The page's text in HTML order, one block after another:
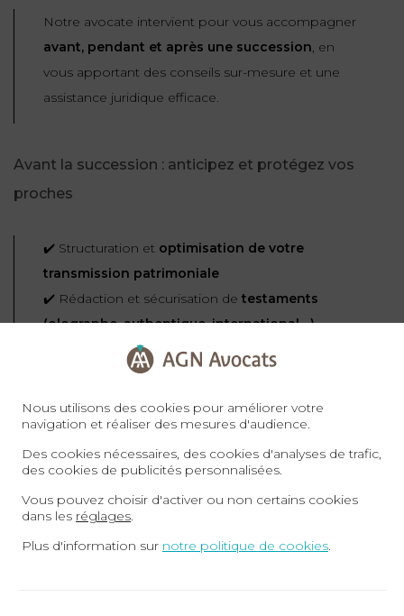
Notre avocate intervient pour vous accompagner
avant, pendant et après une succession, en
vous apportant des conseils sur-mesure et une
assistance juridique efficace.
Avant la succession : anticipez et protégez vos
proches
✔️ Structuration et optimisation de votre
transmission patrimoniale
✔️ Rédaction et sécurisation de testaments
(olographe, authentique, international…)
✔️ Protection du conjoint survivant et des héritiers
✔️ Gestion des successions avec des biens à
l’étranger
Pendant la succession : assurez un règlement fluide
et équitable
✔️ Assistance dans les démarches juridiques et
Nous utilisons des cookies pour améliorer votre
navigation et réaliser des mesures d'audience.
Des cookies nécessaires, des cookies d'analyses de trafic,
des cookies de publicités personnalisées.
Vous pouvez choisir d'activer ou non certains cookies
dans les réglages.
Plus d'information sur notre politique de cookies.